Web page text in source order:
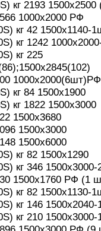
кг 2193
1000х2000 РФ
кг 42 1500х1140-
кг 1242
кг 225
1000х2000(6шт)РФ
кг 84 1500х1900
кг 1822 1500х3000
1500х3680
1500х3000
1500х6000
кг 82 1500х1290
кг 346
1500х1760 РФ (1
кг 82 1500х1130-
кг 146
кг 210